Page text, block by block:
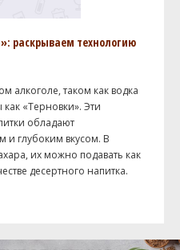
раскрываем технологию
алкоголе, таком как водка
«Терновки». Эти
обладают
и глубоким вкусом. В
их можно подавать как
десертного напитка.